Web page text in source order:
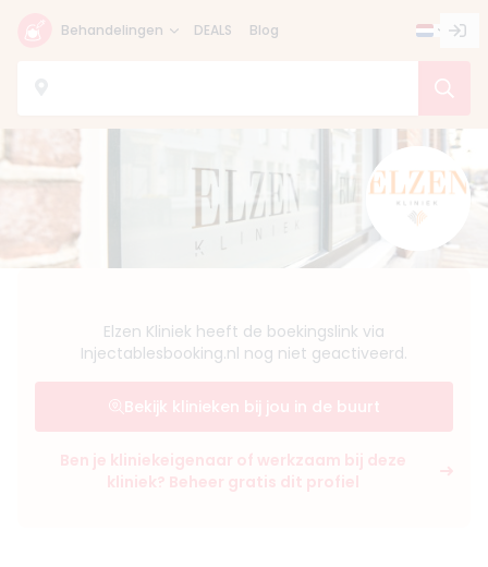
Behandelingen DEALS Blog
Elzen Kliniek heeft de boekingslink via
Injectablesbooking.nl nog niet geactiveerd.
Bekijk klinieken bij jou in de buurt
Ben je kliniekeigenaar of werkzaam bij deze
kliniek? Beheer gratis dit profiel